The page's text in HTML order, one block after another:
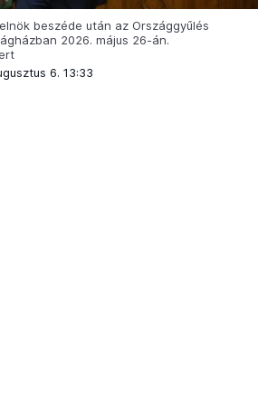
beszéde után az Országgyűlés
2026. május 26-án.
6. 13:33